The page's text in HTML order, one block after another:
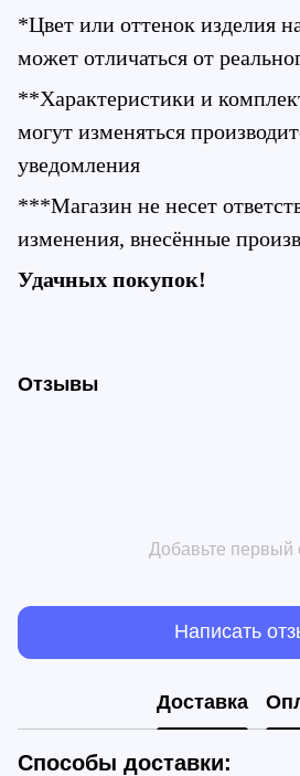
*Цвет или оттенок изделия
может отличаться от
**Характеристики и
могут изменяться
уведомления
***Магазин не несет
изменения, внесённые
Удачных покупок!
Отзывы
Добавьте первый
Написать
Доставка
Способы доставки: